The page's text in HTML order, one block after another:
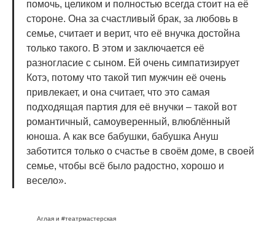
помочь, целиком и полностью всегда стоит на её
стороне. Она за счастливый брак, за любовь в
семье, считает и верит, что её внучка достойна
только такого. В этом и заключается её
разногласие с сыном. Ей очень симпатизирует
Котэ, потому что такой тип мужчин её очень
привлекает, и она считает, что это самая
подходящая партия для её внучки – такой вот
романтичный, самоуверенный, влюблённый
юноша. А как все бабушки, бабушка Ануш
заботится только о счастье в своём доме, в своей
семье, чтобы всё было радостно, хорошо и
весело».
Аглая и #театрмастерская